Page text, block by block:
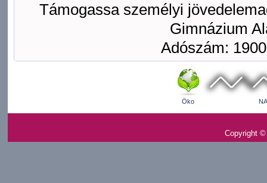
Támogassa személyi
Gimnázium
Adószám:
Öko
Copyright